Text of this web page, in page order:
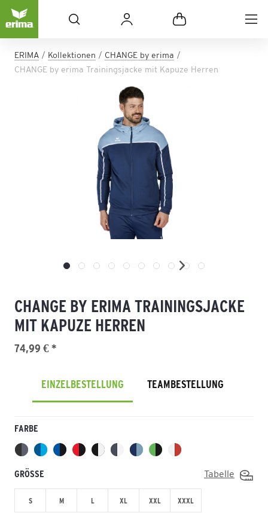
ERIMA Kollektionen
CHANGE by erima
CHANGE by erima Trainingsjacke mit Kapuze Herren
CHANGE BY ERIMA TRAININGSJACKE
MIT KAPUZE HERREN
74,99 € *
EINZELBESTELLUNG TEAMBESTELLUNG
FARBE
GRÖSSE Tabelle
S M L XL XXL XXXL